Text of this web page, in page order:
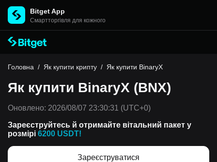
Bitget App
Cмартторгівля для кожного
Головна / Як купити крипту / Як купити BinaryX
Як купити BinaryX (BNX)
Оновлено: 2026/08/07 23:30:31 (UTC+0)
Зареєструйтесь й отримайте вітальний пакет у
розмірі 6200 USDT!
Зареєструватися